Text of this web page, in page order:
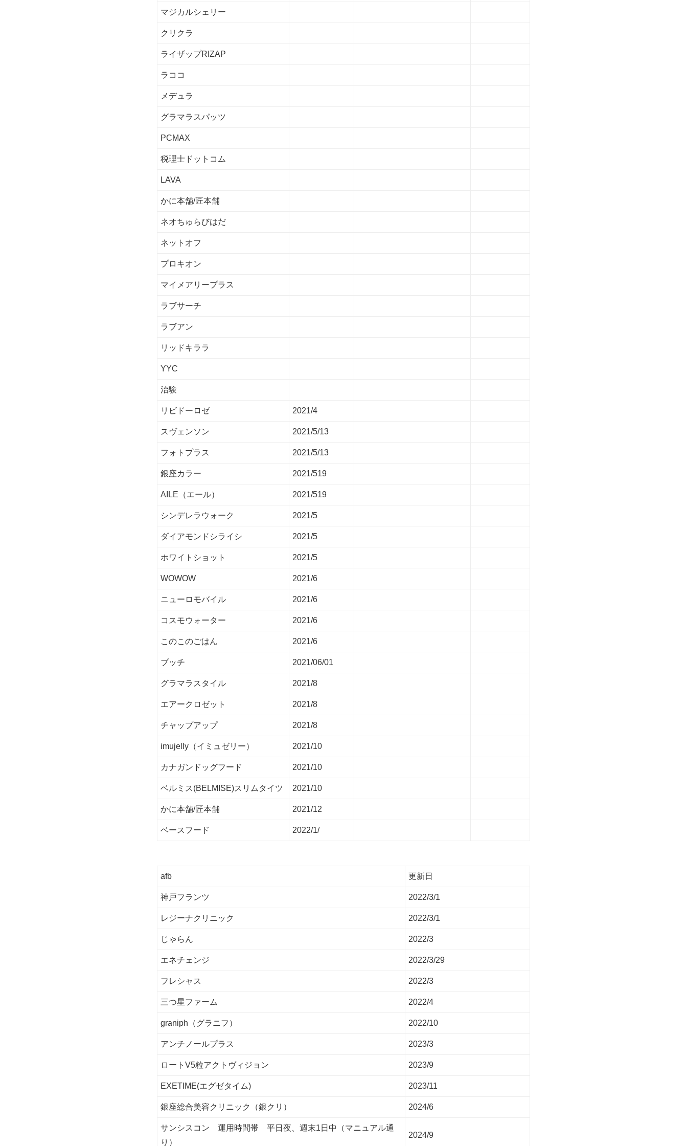
マジカルシェリー
クリクラ
ライザップRIZAP
ラココ
メデュラ
グラマラスパッツ
PCMAX
税理士ドットコム
LAVA
かに本舗/匠本舗
ネオちゅらびはだ
ネットオフ
プロキオン
マイメアリープラス
ラブサーチ
ラブアン
リッドキララ
YYC
治験
リビドーロゼ 2021/4
スヴェンソン 2021/5/13
フォトプラス 2021/5/13
銀座カラー 2021/519
AILE（エール） 2021/519
シンデレラウォーク 2021/5
ダイアモンドシライシ 2021/5
ホワイトショット 2021/5
WOWOW 2021/6
ニューロモバイル 2021/6
コスモウォーター 2021/6
このこのごはん 2021/6
ブッチ 2021/06/01
グラマラスタイル 2021/8
エアークロゼット 2021/8
チャップアップ 2021/8
imujelly（イミュゼリー） 2021/10
カナガンドッグフード 2021/10
ベルミス(BELMISE)スリムタイツ 2021/10
かに本舗/匠本舗 2021/12
ベースフード 2022/1/
afb 更新日
神戸フランツ 2022/3/1
レジーナクリニック 2022/3/1
じゃらん 2022/3
エネチェンジ 2022/3/29
フレシャス 2022/3
三つ星ファーム 2022/4
graniph（グラニフ） 2022/10
アンチノールプラス 2023/3
ロートV5粒アクトヴィジョン 2023/9
EXETIME(エグゼタイム) 2023/11
銀座総合美容クリニック（銀クリ） 2024/6
サンシスコン 運用時間帯 平日夜、週末1日中（マニュアル通
り）
2024/9